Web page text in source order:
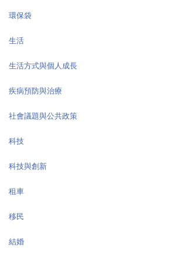
環保袋
生活
生活方式與個人成長
疾病預防與治療
社會議題與公共政策
科技
科技與創新
租車
移民
結婚